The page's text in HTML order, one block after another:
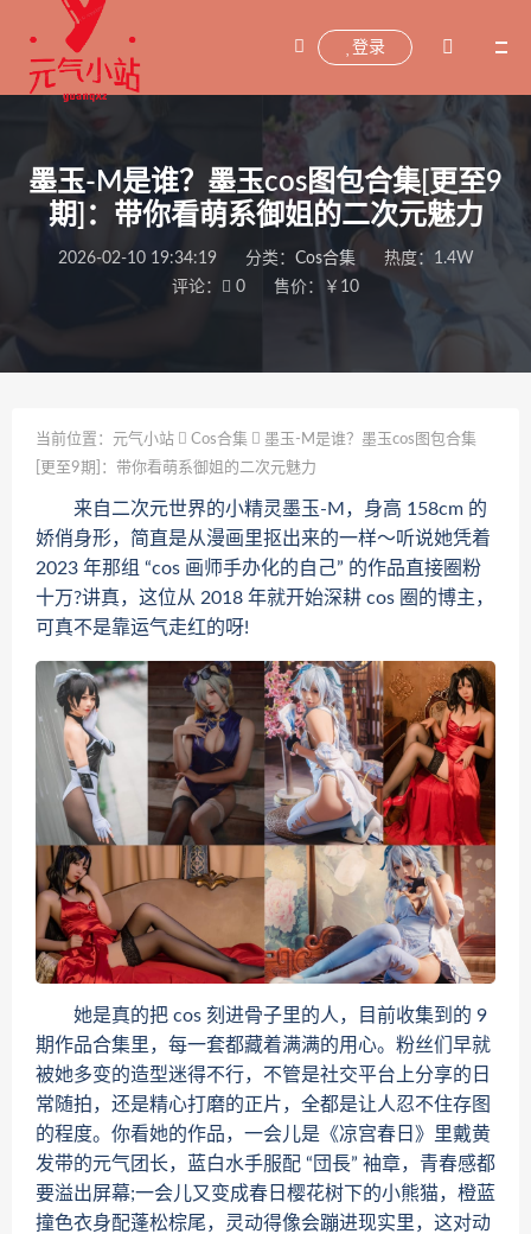
登录
墨玉-M是谁？墨玉cos图包合集[更至9
期]：带你看萌系御姐的二次元魅力
2026-02-10 19:34:19 分类： Cos合集
热度：1.4W
评论：
0 售价：￥10
当前位置： 元气小站 Cos合集
墨玉-M是谁？墨玉cos图包合集
[更至9期]：带你看萌系御姐的二次元魅力
来自二次元世界的小精灵墨玉-M，身高 158cm 的
娇俏身形，简直是从漫画里抠出来的一样～听说她凭着
2023 年那组 “cos 画师手办化的自己” 的作品直接圈粉
十万?讲真，这位从 2018 年就开始深耕 cos 圈的博主，
可真不是靠运气走红的呀!
她是真的把 cos 刻进骨子里的人，目前收集到的 9
期作品合集里，每一套都藏着满满的用心。粉丝们早就
被她多变的造型迷得不行，不管是社交平台上分享的日
常随拍，还是精心打磨的正片，全都是让人忍不住存图
的程度。你看她的作品，一会儿是《凉宫春日》里戴黄
发带的元气团长，蓝白水手服配 “団長” 袖章，青春感都
要溢出屏幕;一会儿又变成春日樱花树下的小熊猫，橙蓝
撞色衣身配蓬松棕尾，灵动得像会蹦进现实里，这对动